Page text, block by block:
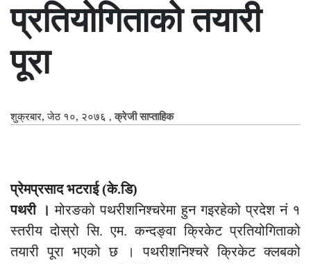
प्रतियोगिताको तयारी
पूरा
शुक्रबार, जेठ १०, २०७६ ,क्रेजी साप्ताहिक
प्रेमप्रसाद भटराई (के.डि)
पथरी । मोरङको पथरीशनिश्चरेमा हुन गइरहेको प्रदेश नं १
स्तरीय दोस्रो सि. एम. कन्दङ्वा क्रिकेट प्रतियोगिताको
तयारी पूरा भएको छ । पथरीशनिश्चरे क्रिकेट क्लबको